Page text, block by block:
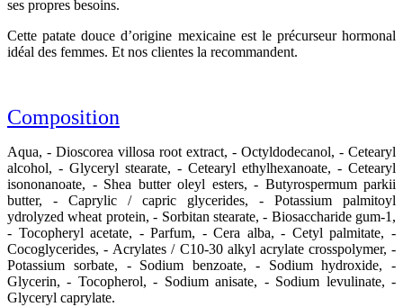
ses propres besoins.
Cette patate douce d’origine mexicaine est le précurseur hormonal
idéal des femmes. Et nos clientes la recommandent.
Composition
Aqua, - Dioscorea villosa root extract, - Octyldodecanol, - Cetearyl
alcohol, - Glyceryl stearate, - Cetearyl ethylhexanoate, - Cetearyl
isononanoate, - Shea butter oleyl esters, - Butyrospermum parkii
butter, - Caprylic / capric glycerides, - Potassium palmitoyl
ydrolyzed wheat protein, - Sorbitan stearate, - Biosaccharide gum-1,
- Tocopheryl acetate, - Parfum, - Cera alba, - Cetyl palmitate, -
Cocoglycerides, - Acrylates / C10-30 alkyl acrylate crosspolymer, -
Potassium sorbate, - Sodium benzoate, - Sodium hydroxide, -
Glycerin, - Tocopherol, - Sodium anisate, - Sodium levulinate, -
Glyceryl caprylate.